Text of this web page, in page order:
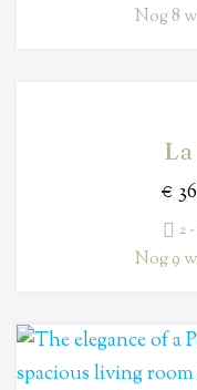
Nog 8
€
2
Nog 9